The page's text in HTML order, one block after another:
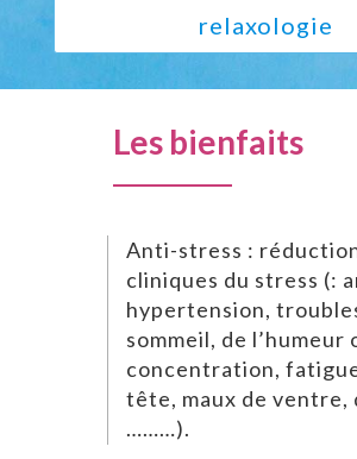
relaxologie
Les bienfaits
Anti-stress :
cliniques du stress (:
hypertension,
sommeil, de l’humeur
concentration,
tête, maux de ventre,
………).